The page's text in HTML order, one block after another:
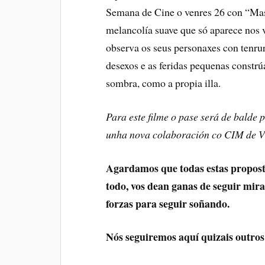
Semana de Cine o venres 26 con
melancolía suave que só aparece
observa os seus personaxes con
desexos e as feridas pequenas
sombra, como a propia illa.
Para este filme o pase será de
unha nova colaboración co CIM
Agardamos que todas estas
todo, vos dean ganas de seguir
forzas para seguir soñando.
Nós seguiremos aquí quizais